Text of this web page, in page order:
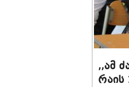
,,ამ
რაის